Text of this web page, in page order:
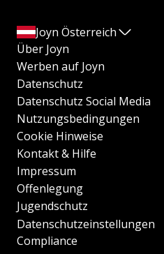
Joyn Österreich
Über Joyn
Werben auf Joyn
Datenschutz
Datenschutz Social Media
Nutzungsbedingungen
Cookie Hinweise
Kontakt & Hilfe
Impressum
Offenlegung
Jugendschutz
Datenschutzeinstellungen
Compliance